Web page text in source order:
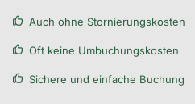
Auch ohne Stornierungskosten
Oft keine Umbuchungskosten
Sichere und einfache Buchung